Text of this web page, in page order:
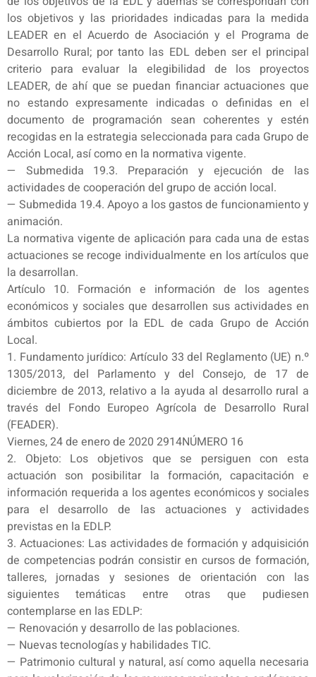
los objetivos y las prioridades indicadas para la medida
LEADER en el Acuerdo de Asociación y el Programa de
Desarrollo Rural; por tanto las EDL deben ser el principal
criterio para evaluar la elegibilidad de los proyectos
LEADER, de ahí que se puedan financiar actuaciones que
no estando expresamente indicadas o definidas en el
documento de programación sean coherentes y estén
recogidas en la estrategia seleccionada para cada Grupo de
Acción Local, así como en la normativa vigente.
— Submedida 19.3. Preparación y ejecución de las
actividades de cooperación del grupo de acción local.
— Submedida 19.4. Apoyo a los gastos de funcionamiento y
animación.
La normativa vigente de aplicación para cada una de estas
actuaciones se recoge individualmente en los artículos que
la desarrollan.
Artículo 10. Formación e información de los agentes
económicos y sociales que desarrollen sus actividades en
ámbitos cubiertos por la EDL de cada Grupo de Acción
Local.
1. Fundamento jurídico: Artículo 33 del Reglamento (UE) n.º
1305/2013, del Parlamento y del Consejo, de 17 de
diciembre de 2013, relativo a la ayuda al desarrollo rural a
través del Fondo Europeo Agrícola de Desarrollo Rural
(FEADER).
Viernes, 24 de enero de 2020 2914NÚMERO 16
2. Objeto: Los objetivos que se persiguen con esta
actuación son posibilitar la formación, capacitación e
información requerida a los agentes económicos y sociales
para el desarrollo de las actuaciones y actividades
previstas en la EDLP.
3. Actuaciones: Las actividades de formación y adquisición
de competencias podrán consistir en cursos de formación,
talleres, jornadas y sesiones de orientación con las
siguientes temáticas entre otras que pudiesen
contemplarse en las EDLP:
— Renovación y desarrollo de las poblaciones.
— Nuevas tecnologías y habilidades TIC.
— Patrimonio cultural y natural, así como aquella necesaria